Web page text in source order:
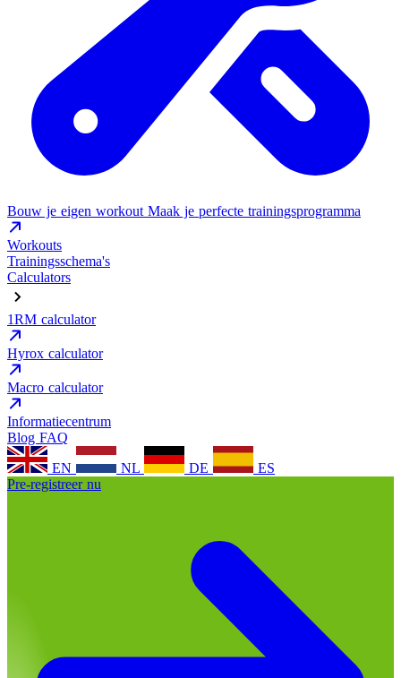
Bouw je eigen workout Maak je perfecte trainingsprogramma
Workouts
Trainingsschema's
Calculators
1RM calculator
Hyrox calculator
Macro calculator
Informatiecentrum
Blog FAQ
EN
NL DE
ES
Pre-registreer nu